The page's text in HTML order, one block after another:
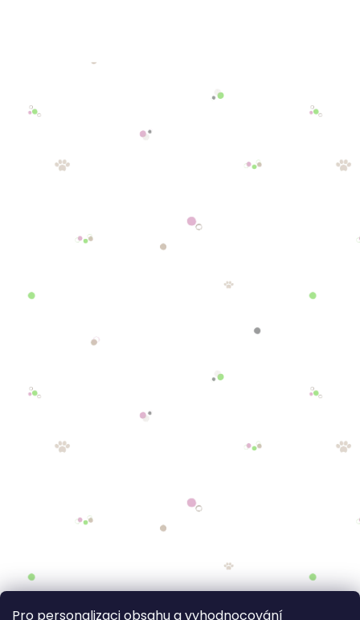
Pro personalizaci obsahu a vyhodnocování